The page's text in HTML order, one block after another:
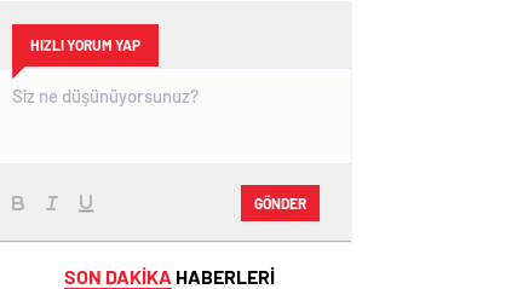
HIZLI YORUM YAP
GÖNDER
SON DAKİKA HABERLERİ